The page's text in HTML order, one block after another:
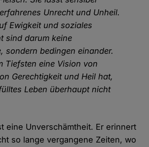
Unrecht und Unheil.
Ewigkeit und soziales
sind darum keine
sondern bedingen einander.
Tiefsten eine Vision von
Gerechtigkeit und Heil hat,
Leben überhaupt nicht
eine Unverschämtheit. Er erinnert
so lange vergangene Zeiten, wo